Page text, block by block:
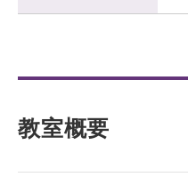
教室概要